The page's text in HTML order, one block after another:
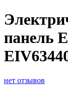
панель
нет отзывов